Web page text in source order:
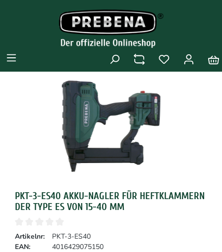
PKT-3-ES40 AKKU-NAGLER FÜR HEFTKLAMMERN
DER TYPE ES VON 15-40 MM
Artikelnr:
PKT-3-ES40
EAN:
4016429075150